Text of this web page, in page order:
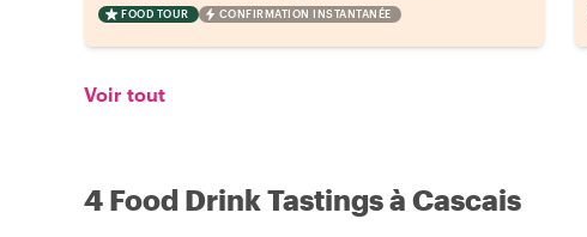
FOOD TOUR CONFIRMATION INSTANTANÉE
Voir tout
4 Food Drink Tastings à Cascais